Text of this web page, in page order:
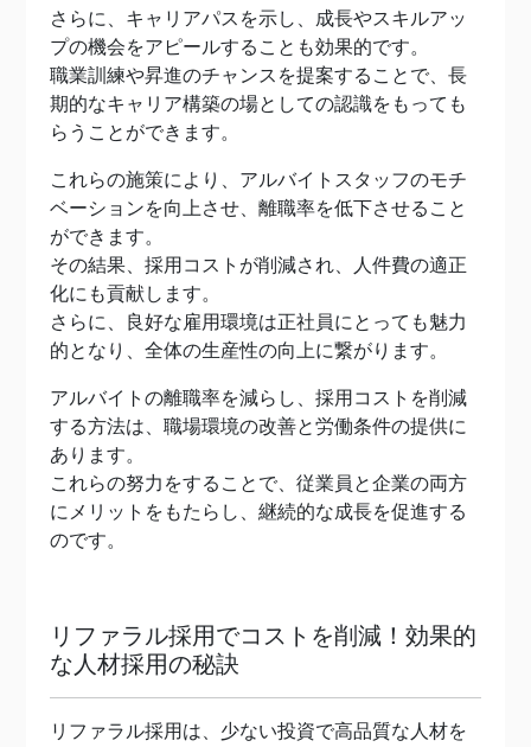
さらに、キャリアパスを示し、成長やスキルアッ
プの機会をアピールすることも効果的です。
職業訓練や昇進のチャンスを提案することで、長
期的なキャリア構築の場としての認識をもっても
らうことができます。
これらの施策により、アルバイトスタッフのモチ
ベーションを向上させ、離職率を低下させること
ができます。
その結果、採用コストが削減され、人件費の適正
化にも貢献します。
さらに、良好な雇用環境は正社員にとっても魅力
的となり、全体の生産性の向上に繋がります。
アルバイトの離職率を減らし、採用コストを削減
する方法は、職場環境の改善と労働条件の提供に
あります。
これらの努力をすることで、従業員と企業の両方
にメリットをもたらし、継続的な成長を促進する
のです。
リファラル採用でコストを削減！効果的
な人材採用の秘訣
リファラル採用は、少ない投資で高品質な人材を